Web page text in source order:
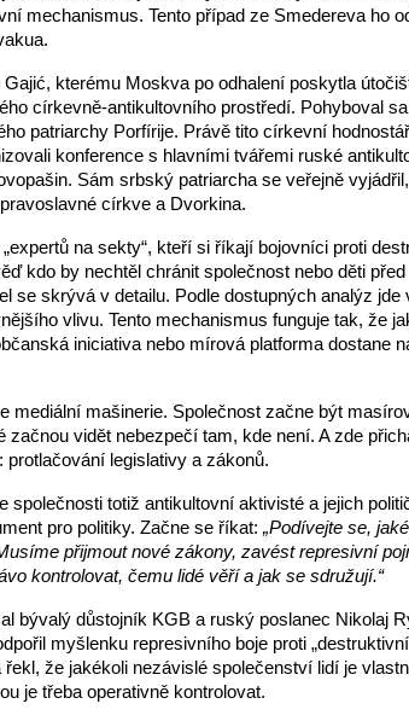
mechanismus. Tento případ ze Smedereva ho
kterému Moskva po odhalení poskytla
církevně-antikultovního prostředí. Pohyboval
patriarchy Porfírije. Právě tito církevní
konference s hlavními tvářemi ruské
Sám srbský patriarcha se veřejně
církve a Dvorkina.
na sekty“, kteří si říkají bojovníci proti
kdo by nechtěl chránit společnost nebo děti před
se skrývá v detailu. Podle dostupných analýz jde
vlivu. Tento mechanismus funguje tak, že
iniciativa nebo mírová platforma dostane
mediální mašinerie. Společnost začne být
začnou vidět nebezpečí tam, kde není. A zde
legislativy a zákonů.
společnosti totiž antikultovní aktivisté a jejich
pro politiky. Začne se říkat: „Podívejte se,
přijmout nové zákony, zavést represivní
kontrolovat, čemu lidé věří a jak se sdružují.“
bývalý důstojník KGB a ruský poslanec Nikolaj
myšlenku represivního boje proti
že jakékoli nezávislé společenství lidí je
je třeba operativně kontrolovat.